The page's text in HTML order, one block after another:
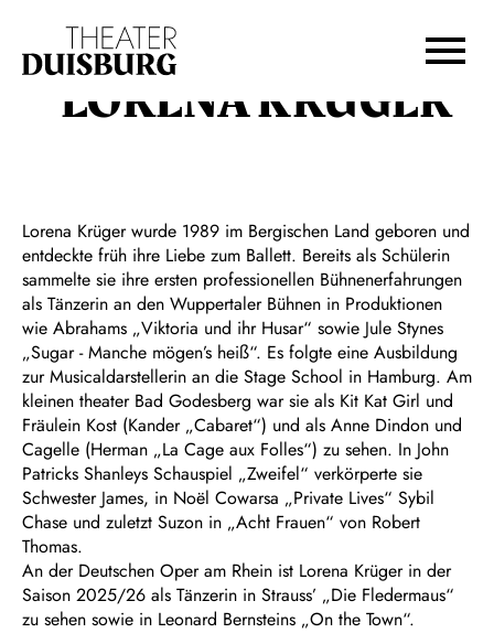
Zur Hauptnavigation springen
Zum Footer springen
LORENA KRÜGER
Lorena Krüger wurde 1989 im Bergischen Land geboren und
entdeckte früh ihre Liebe zum Ballett. Bereits als Schülerin
sammelte sie ihre ersten professionellen Bühnenerfahrungen
als Tänzerin an den Wuppertaler Bühnen in Produktionen
wie Abrahams „Viktoria und ihr Husar“ sowie Jule Stynes
„Sugar - Manche mögen’s heiß“. Es folgte eine Ausbildung
zur Musicaldarstellerin an die Stage School in Hamburg. Am
kleinen theater Bad Godesberg war sie als Kit Kat Girl und
Fräulein Kost (Kander „Cabaret“) und als Anne Dindon und
Cagelle (Herman „La Cage aux Folles“) zu sehen. In John
Patricks Shanleys Schauspiel „Zweifel“ verkörperte sie
Schwester James, in Noël Cowarsa „Private Lives“ Sybil
Chase und zuletzt Suzon in „Acht Frauen“ von Robert
Thomas.
An der Deutschen Oper am Rhein ist Lorena Krüger in der
Saison 2025/26 als Tänzerin in Strauss’ „Die Fledermaus“
zu sehen sowie in Leonard Bernsteins „On the Town“.